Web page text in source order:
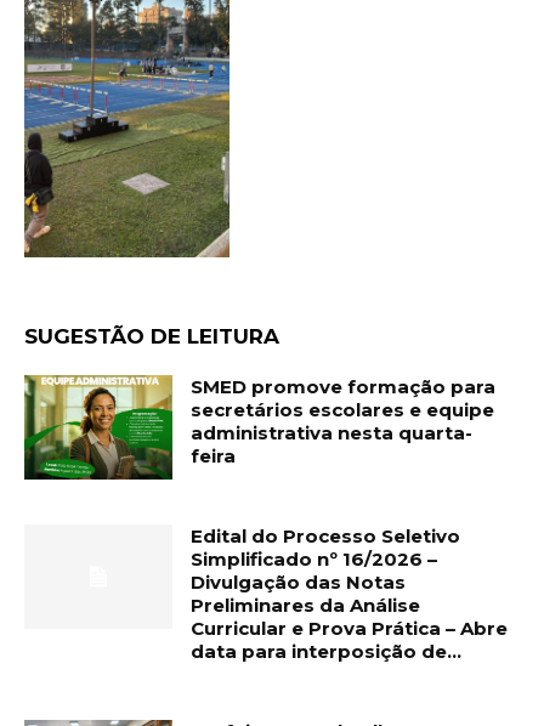
SUGESTÃO DE LEITURA
SMED promove formação para
secretários escolares e equipe
administrativa nesta quarta-
feira
Edital do Processo Seletivo
Simplificado nº 16/2026 –
Divulgação das Notas
Preliminares da Análise
Curricular e Prova Prática – Abre
data para interposição de...